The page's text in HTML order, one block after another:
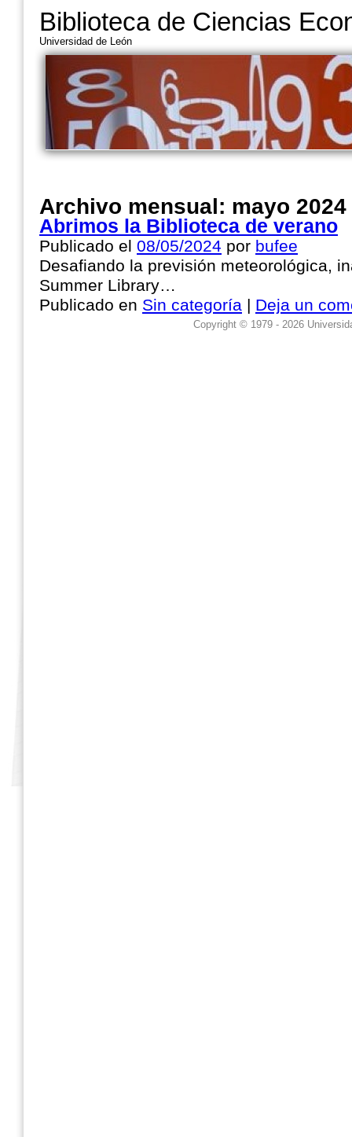
Biblioteca de Ciencias
Universidad de León
Archivo mensual: mayo 2024
Abrimos la Biblioteca de verano
Publicado el 08/05/2024 por bufee
Desafiando la previsión meteorológica,
Summer Library…
Publicado en Sin categoría | Deja un
Copyright © 1979 - 2026